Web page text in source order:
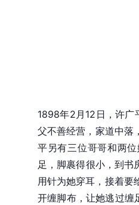
1898年2月12日，许广
父不善经营，家道中落
平另有三位哥哥和两
足，脚裹得很小，到书
用针为她穿耳，接着要
开缠脚布，让她逃过缠